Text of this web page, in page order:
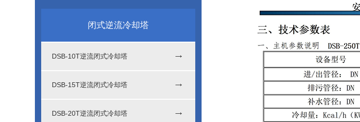
闭式逆流冷却塔
DSB-10T逆流闭式冷却塔
DSB-15T逆流闭式冷却塔
DSB-20T逆流闭式冷却塔